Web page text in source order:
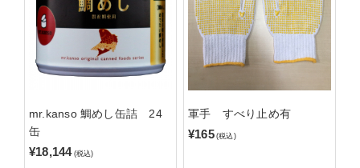
mr.kanso 鯛めし缶詰 24
缶
¥18,144 (税込)
軍手 すべり止め有
¥165 (税込)